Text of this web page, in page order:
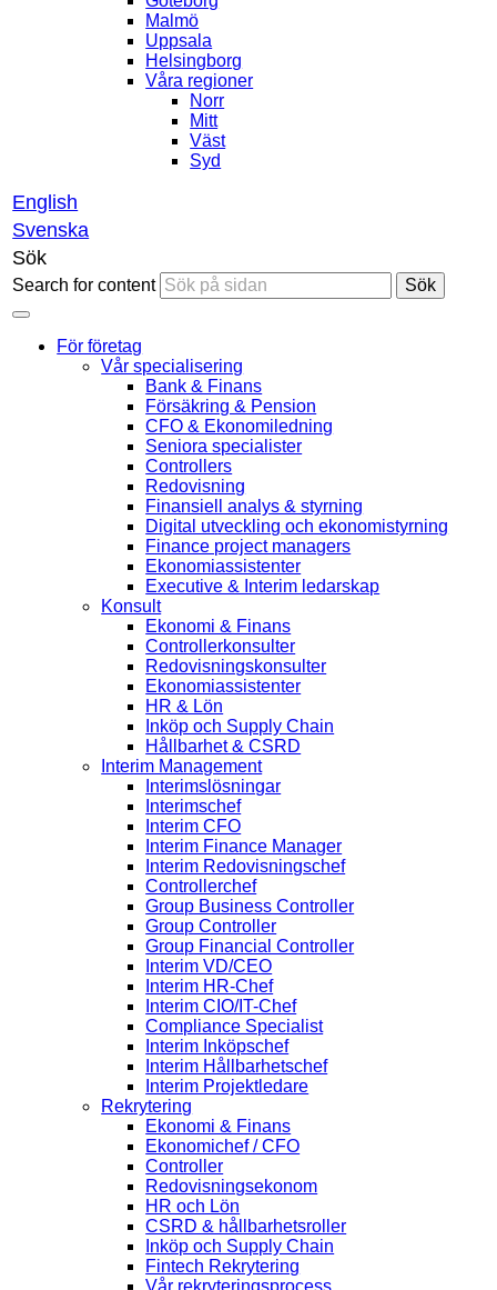
Malmö
Uppsala
Helsingborg
Våra regioner
Norr
Mitt
Väst
Syd
English
Svenska
Sök
Search for content Sök
För företag
Vår specialisering
Bank & Finans
Försäkring & Pension
CFO & Ekonomiledning
Seniora specialister
Controllers
Redovisning
Finansiell analys & styrning
Digital utveckling och ekonomistyrning
Finance project managers
Ekonomiassistenter
Executive & Interim ledarskap
Konsult
Ekonomi & Finans
Controllerkonsulter
Redovisningskonsulter
Ekonomiassistenter
HR & Lön
Inköp och Supply Chain
Hållbarhet & CSRD
Interim Management
Interimslösningar
Interimschef
Interim CFO
Interim Finance Manager
Interim Redovisningschef
Controllerchef
Group Business Controller
Group Controller
Group Financial Controller
Interim VD/CEO
Interim HR-Chef
Interim CIO/IT-Chef
Compliance Specialist
Interim Inköpschef
Interim Hållbarhetschef
Interim Projektledare
Rekrytering
Ekonomi & Finans
Ekonomichef / CFO
Controller
Redovisningsekonom
HR och Lön
CSRD & hållbarhetsroller
Inköp och Supply Chain
Fintech Rekrytering
Vår rekryteringsprocess